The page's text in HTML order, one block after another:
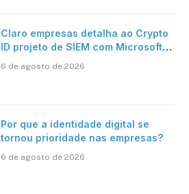
Claro empresas detalha ao Crypto
ID projeto de SIEM com Microsoft
automatizada
6 de agosto de 2026
Por que a identidade digital se
tornou prioridade nas empresas?
6 de agosto de 2026